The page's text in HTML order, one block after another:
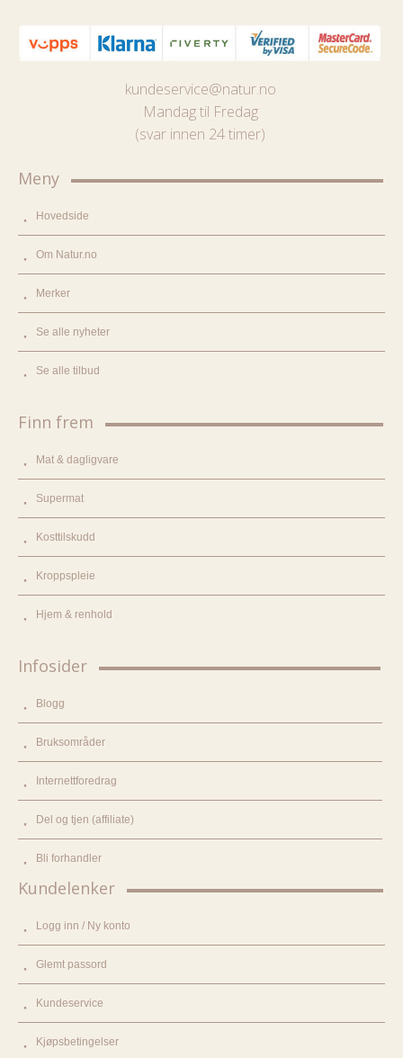
kundeservice@natur.no
Mandag til Fredag
(svar innen 24 timer)
Meny
Hovedside
Om Natur.no
Merker
Se alle nyheter
Se alle tilbud
Finn frem
Mat & dagligvare
Supermat
Kosttilskudd
Kroppspleie
Hjem & renhold
Infosider
Blogg
Bruksområder
Internettforedrag
Del og tjen (affiliate)
Bli forhandler
Kundelenker
Logg inn / Ny konto
Glemt passord
Kundeservice
Kjøpsbetingelser